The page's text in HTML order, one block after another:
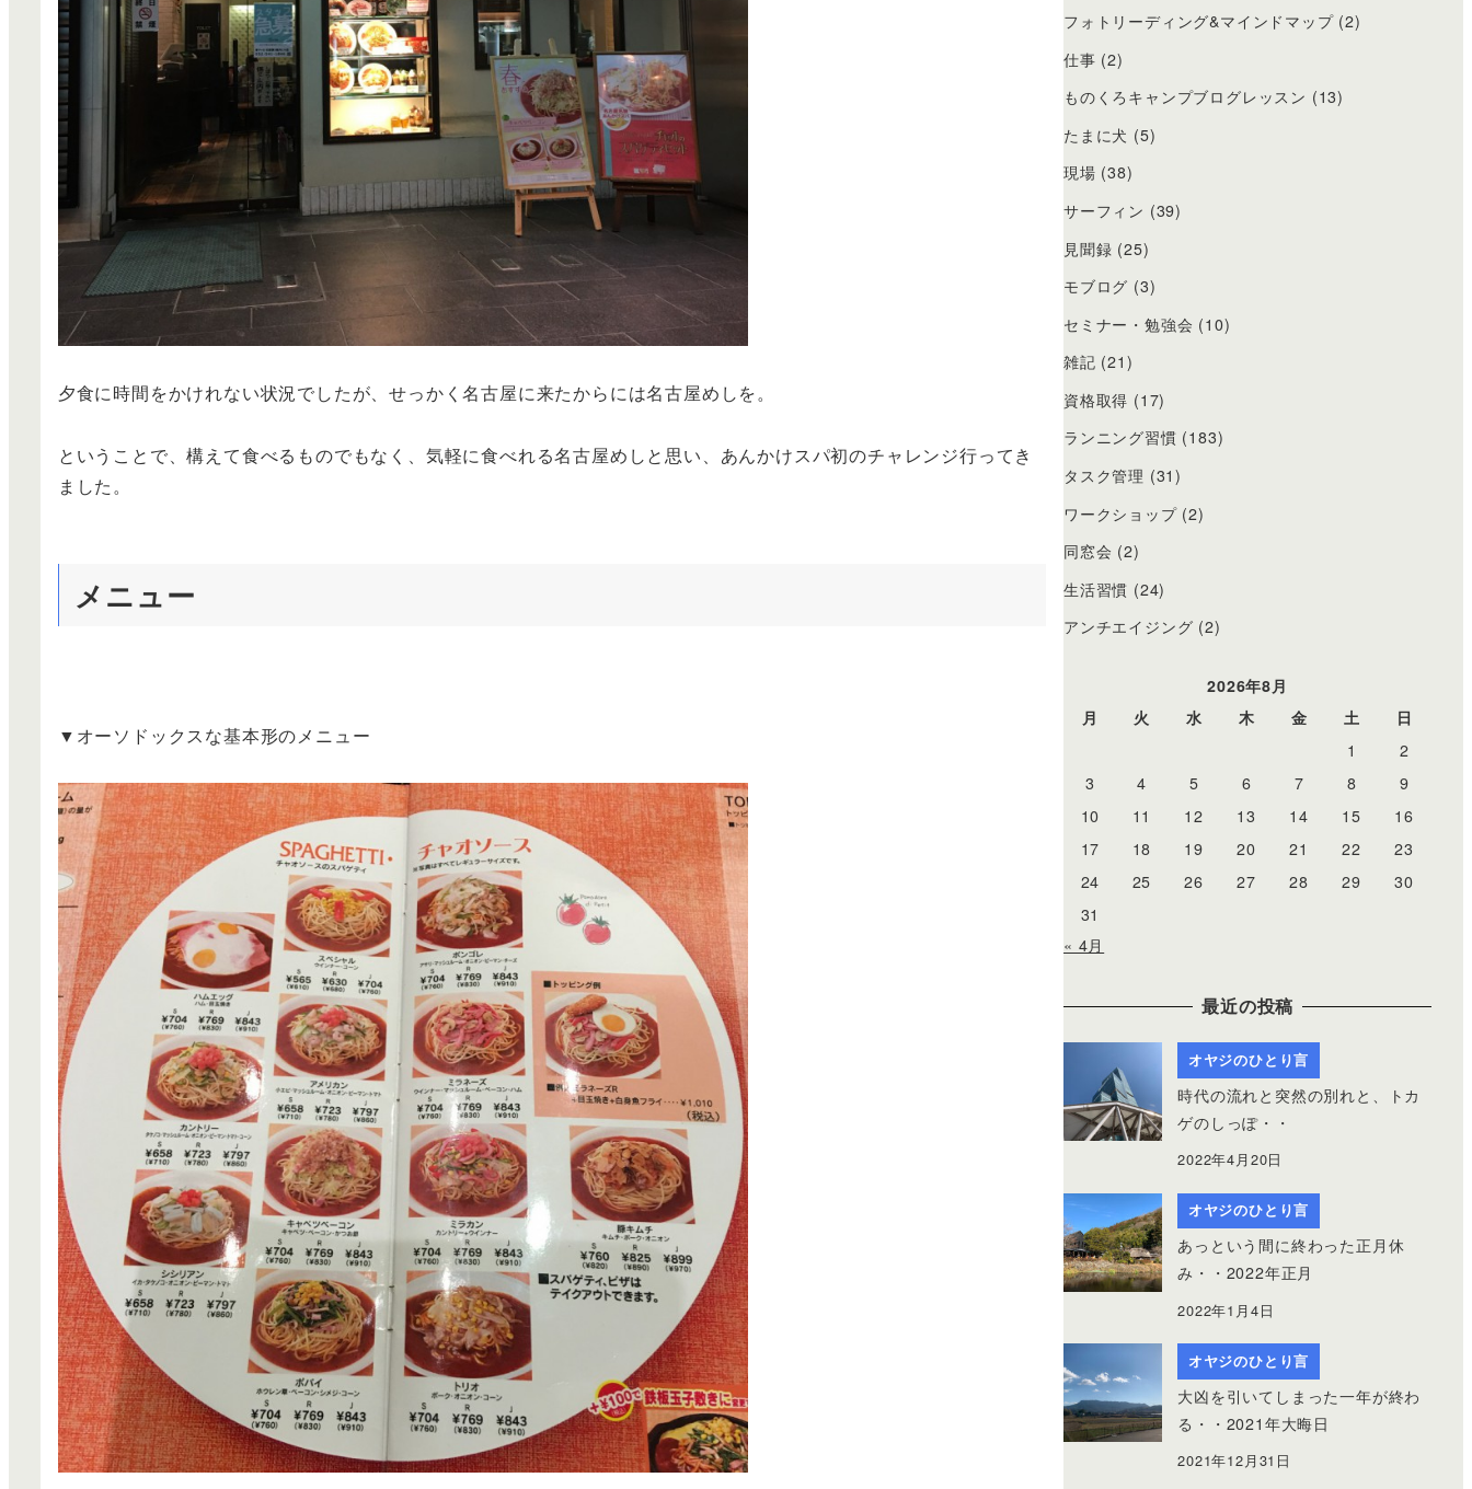
夕食に時間をかけれない状況でしたが、せっかく名古屋に来たからには名古屋めしを。
ということで、構えて食べるものでもなく、気軽に食べれる名古屋めしと思い、あんかけスパ初のチャレンジ行ってき
ました。
メニュー
▼オーソドックスな基本形のメニュー
フォトリーディング&マインドマップ(2)
仕事 (2)
ものくろキャンプブログレッスン (13)
たまに犬 (5)
現場 (38)
サーフィン (39)
見聞録 (25)
モブログ (3)
セミナー・勉強会 (10)
雑記 (21)
資格取得 (17)
ランニング習慣 (183)
タスク管理 (31)
ワークショップ(2)
同窓会 (2)
生活習慣 (24)
アンチエイジング (2)
2026年8月
月
火 水 木 金 土
日
1
2
3
4 5 6 7 8
9
10
11 12 13 14 15
16
17
18 19 20 21 22
23
24
25 26 27 28 29
30
31
« 4月
最近の投稿
オヤジのひとり言
時代の流れと突然の別れと、トカ
ゲのしっぽ・・
2022年4月20日
オヤジのひとり言
あっという間に終わった正月休
み・・2022年正月
2022年1月4日
オヤジのひとり言
大凶を引いてしまった一年が終わ
る・・2021年大晦日
2021年12月31日